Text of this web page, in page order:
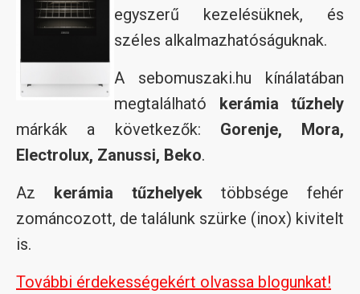
egyszerű kezelésüknek, és
széles alkalmazhatóságuknak.
A sebomuszaki.hu kínálatában
megtalálható
kerámia tűzhely
márkák a következők: Gorenje, Mora,
Electrolux, Zanussi, Beko.
Az
kerámia tűzhelyek többsége fehér
zománcozott, de találunk szürke (inox) kivitelt
is.
További érdekességekért olvassa blogunkat!